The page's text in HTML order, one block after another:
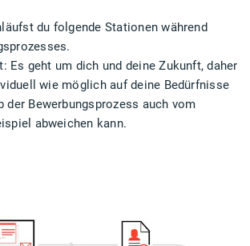
du folgende Stationen während
Es geht um dich und deine Zukunft, daher
wie möglich auf deine Bedürfnisse
der Bewerbungsprozess auch vom
abweichen kann.